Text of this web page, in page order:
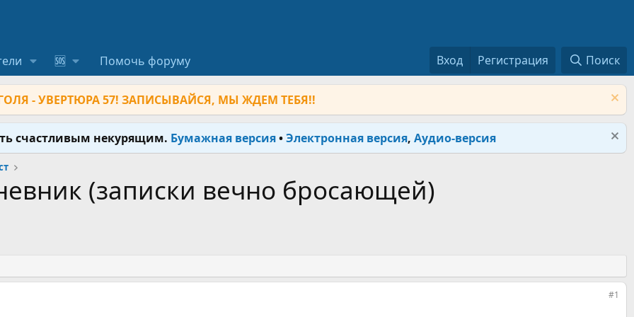
🆘 Помочь форуму Вход Регистрация Поиск
- УВЕРТЮРА 57! ЗАПИСЫВАЙСЯ, МЫ ЖДЕМ ТЕБЯ!!
счастливым некурящим. Бумажная версия•Электронная версия, Аудио-версия
(записки вечно бросающей)
#1